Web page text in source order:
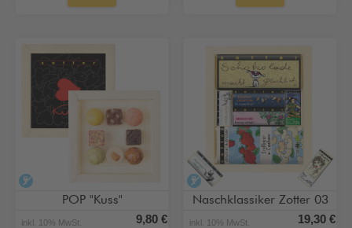
POP "Kuss"
inkl. 10% MwSt. 9,80 €
alkoholfrei
Naschklassiker Zotter 03
inkl. 10% MwSt. 19,30 €